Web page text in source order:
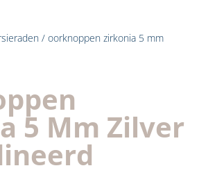
/ oorknoppen zirkonia 5 mm
5 Mm Zilver